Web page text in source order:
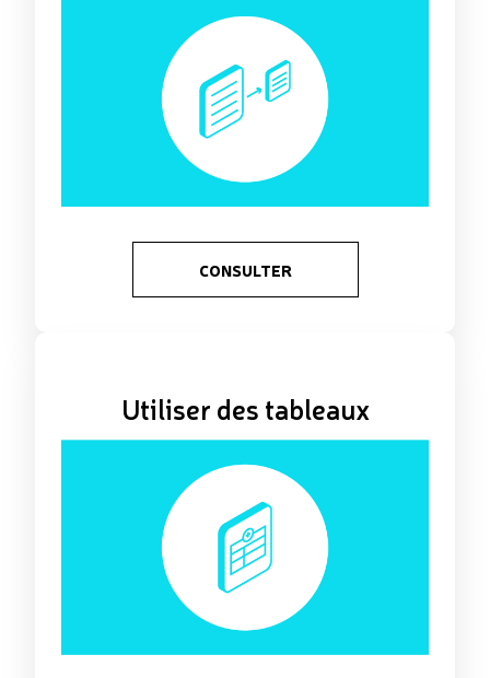
CONSULTER
Utiliser des tableaux